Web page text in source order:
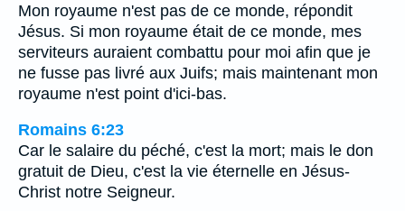
Mon royaume n'est pas de ce monde, répondit
Jésus. Si mon royaume était de ce monde, mes
serviteurs auraient combattu pour moi afin que je
ne fusse pas livré aux Juifs; mais maintenant mon
royaume n'est point d'ici-bas.
Romains 6:23
Car le salaire du péché, c'est la mort; mais le don
gratuit de Dieu, c'est la vie éternelle en Jésus-
Christ notre Seigneur.